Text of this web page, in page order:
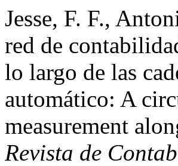
Jesse, F. F.,
red de
lo largo de las
automático: A
measurement
Revista de